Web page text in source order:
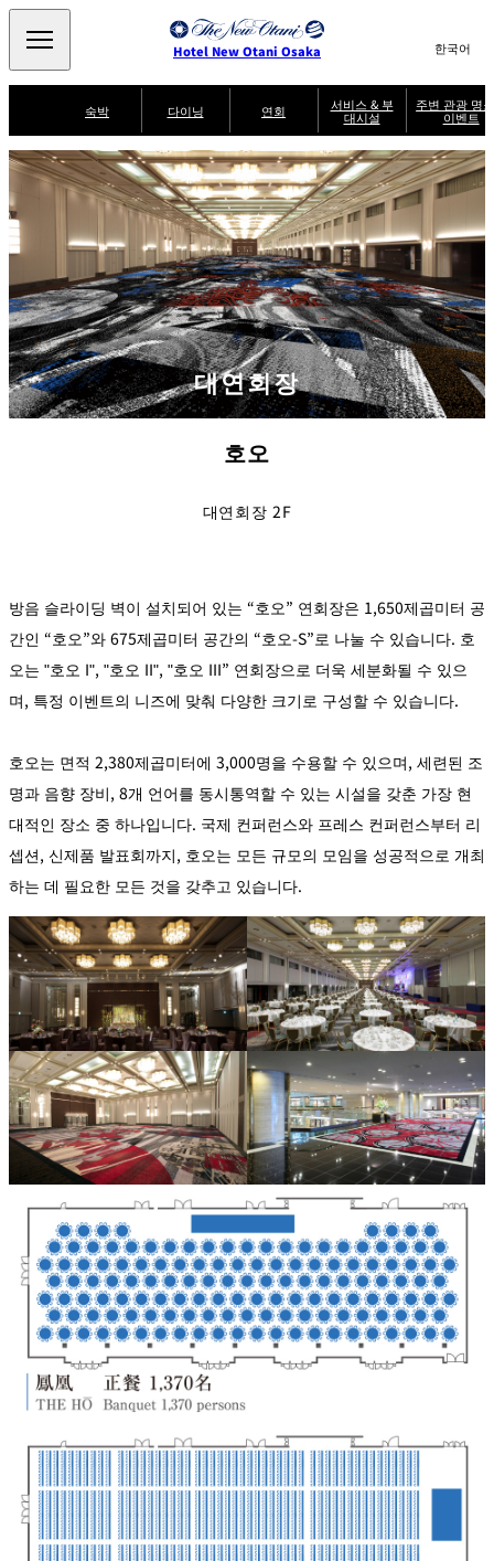
Hotel New Otani Osaka Search
サ
ト
内
検
索
を
開
閉
言
切
り
替
え
メ
ニ
ュ
を
開
閉
JP(日本語)
EN(English)
中文(简)(中文(简))
한국어 (한국어)
Select Language
숙박
서
비
스
드
룸
서
비
스
수
퍼
브
랙
퍼
스
트
T
er
m
s
a
n
d
C
o
n
di
ti
d
at
io
n
C
o
tr
a
다이닝
닝
SATSUKI SAKURA 케야키 잇신
멘도코로
NAKAJIMA 켄잔
조조엔 유겐
테이 카가이로
후지오 타이칸 엔 미칸
SATSUKI
LOUNGE
파티세리
SATSUKI 캐슬
스카이 라운
지 포시즌스 룸서비스
연회 서비스 & 부
대시설
주변 관광 명
이벤트
주
변
관
광
명
소
&
이
벤
트
주변 관광 명소 이
대연회장
호오
대연회장 2F
방음 슬라이딩 벽이 설치되어 있는 “호오” 연회장은 1,650제곱미터 공
간인 “호오”와 675제곱미터 공간의 “호오-S”로 나눌 수 있습니다. 호
오는 "호오 I", "호오 II", "호오 III” 연회장으로 더욱 세분화될 수 있으
며, 특정 이벤트의 니즈에 맞춰 다양한 크기로 구성할 수 있습니다.
호오는 면적 2,380제곱미터에 3,000명을 수용할 수 있으며, 세련된 조
명과 음향 장비, 8개 언어를 동시통역할 수 있는 시설을 갖춘 가장 현
대적인 장소 중 하나입니다. 국제 컨퍼런스와 프레스 컨퍼런스부터 리
셉션, 신제품 발표회까지, 호오는 모든 규모의 모임을 성공적으로 개최
하는 데 필요한 모든 것을 갖추고 있습니다.